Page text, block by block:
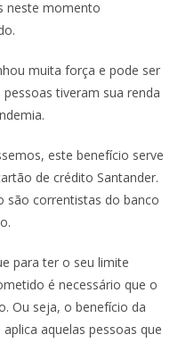
neste momento
muita força e pode ser
tiveram sua renda
este benefício serve
de crédito Santander.
são correntistas do banco
para ter o seu limite
é necessário que o
Ou seja, o benefício da
aquelas pessoas que